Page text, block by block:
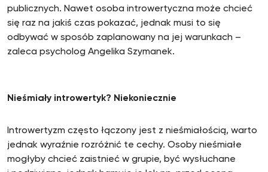
publicznych. Nawet osoba introwertyczna może chcieć
się raz na jakiś czas pokazać, jednak musi to się
odbywać w sposób zaplanowany na jej warunkach –
zaleca psycholog Angelika Szymanek.
Nieśmiały introwertyk? Niekoniecznie
Introwertyzm często łączony jest z nieśmiałością, warto
jednak wyraźnie rozróżnić te cechy. Osoby nieśmiałe
mogłyby chcieć zaistnieć w grupie, być wysłuchane